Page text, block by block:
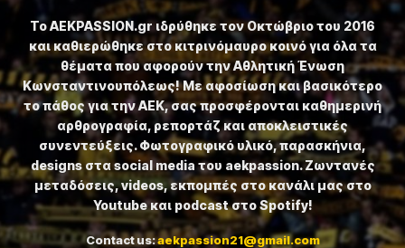
Το ⁦AEKPASSION.gr⁩ ιδρύθηκε τον Οκτώβριο του 2016
και καθιερώθηκε στο κιτρινόμαυρο κοινό για όλα τα
θέματα που αφορούν την Αθλητική Ένωση
Κωνσταντινουπόλεως! Με αφοσίωση και βασικότερο
το πάθος για την ΑΕΚ, σας προσφέρονται καθημερινή
αρθρογραφία, ρεπορτάζ και αποκλειστικές
συνεντεύξεις. Φωτογραφικό υλικό, παρασκήνια,
designs στα social media του aekpassion. Ζωντανές
μεταδόσεις, videos, εκπομπές στο κανάλι μας στο
Youtube και podcast στο Spotify!
Contact us:aekpassion21@gmail.com